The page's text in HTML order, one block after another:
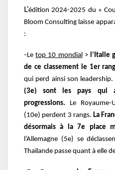
L’édition 2024-2025 du «
Bloom Consulting laisse
:
- Letop 10 mondial >l’Italie
de ce classement le 1er
qui perd ainsi son leadership.
(3e) sont les pays qui
progressions.
Le
(10e) perdent 3 rangs. La
désormais à la 7e place
l’Allemagne (5e) se
Thaïlande passe quant à elle